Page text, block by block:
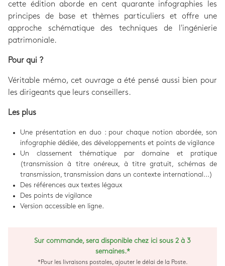
cette édition aborde en cent quarante infographies les
principes de base et thèmes particuliers et offre une
approche schématique des techniques de l'ingénierie
patrimoniale.
Pour qui ?
Véritable mémo, cet ouvrage a été pensé aussi bien pour
les dirigeants que leurs conseillers.
Les plus
Une présentation en duo : pour chaque notion abordée, son
infographie dédiée, des développements et points de vigilance
Un classement thématique par domaine et pratique
(transmission à titre onéreux, à titre gratuit, schémas de
transmission, transmission dans un contexte international...)
Des références aux textes légaux
Des points de vigilance
Version accessible en ligne.
Sur commande, sera disponible chez ici sous 2 à 3
semaines.*
*Pour les livraisons postales, ajouter le délai de la Poste.